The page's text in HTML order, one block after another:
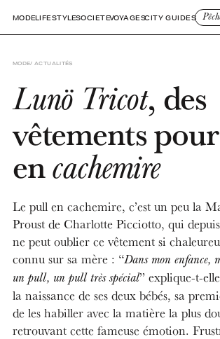
MODELIFESTYLESOCIETEVOYAGESCITY GUIDES
ACTUALITÉS
MODE
Lunö Tricot, des
vêtements
encachemire
Le pull en cachemire, c’est un peu la
Proust de Charlotte Picciotto, qui
ne peut oublier ce vêtement si
connu sur sa mère : “Dans mon enfance,
un pull, un pull très spécial” explique-t-
la naissance de ses deux bébés, sa
de les habiller avec la matière la plus
retrouvant cette fameuse émotion.